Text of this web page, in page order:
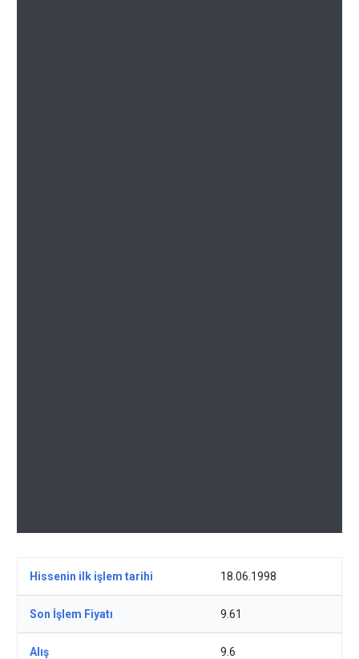
Hissenin ilk işlem tarihi 18.06.1998
Son İşlem Fiyatı 9.61
Alış 9.6